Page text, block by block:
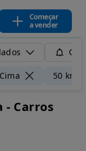
Começar
a vender
50 km
- Carros